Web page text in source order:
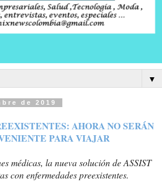
▼
de 2019
AHORA NO SERÁN
PARA VIAJAR
médicas, la nueva solución de ASSIST
con enfermedades preexistentes.